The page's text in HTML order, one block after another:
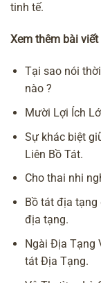
tinh tế.
Xem thêm bài
Tại sao nói
nào ?
Mười Lợi Ích
Sự khác biệt
Liên Bồ Tát.
Cho thai nhi
Bồ tát địa
địa tạng.
Ngài Địa Tạng
tát Địa Tạng.